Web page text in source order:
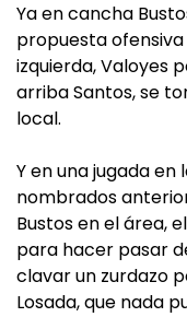
Ya en cancha
propuesta ofensiva
izquierda, Valoyes
arriba Santos, se
local.
Y en una jugada
nombrados
Bustos en el área,
para hacer pasar
clavar un zurdazo
Losada, que nada